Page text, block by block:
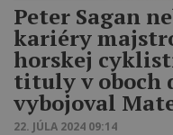
Peter Sagan
kariéry
horskej
tituly v oboch
vybojoval
22. JÚLA 2024 09:14